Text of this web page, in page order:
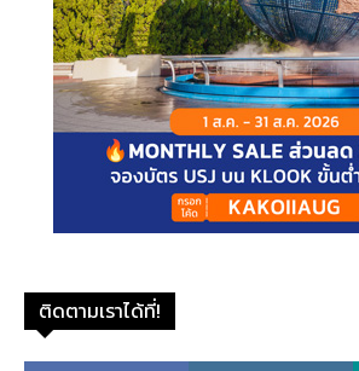
ติดตามเราได้ที่!